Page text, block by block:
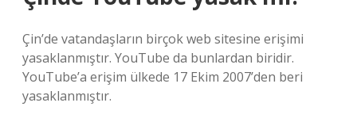
Çin’de vatandaşların birçok web sitesine erişimi
yasaklanmıştır. YouTube da bunlardan biridir.
YouTube’a erişim ülkede 17 Ekim 2007’den beri
yasaklanmıştır.